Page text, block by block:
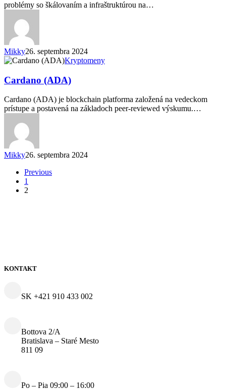
problémy so škálovaním a infraštruktúrou na…
Mikky26. septembra 2024
Cardano
Kryptomeny
Cardano (ADA)
Cardano (ADA) je blockchain platforma založená na vedeckom
prístupe a postavená na základoch peer-reviewed výskumu.…
Mikky26. septembra 2024
Previous
1
2
KONTAKT
SK +421 910 433 002
Bottova 2/A
Bratislava – Staré Mesto
811 09
Po – Pia 09:00 – 16:00